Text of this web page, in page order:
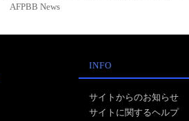
AFPBB News
INFO
サイトからのお知らせ
サイトに関するヘルプ